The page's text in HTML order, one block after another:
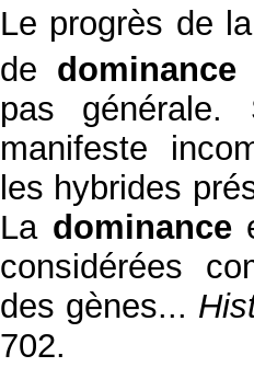
Le progrès de
de dominance
pas
manifeste
les hybrides
La dominance
considérées
des gènes...
702.